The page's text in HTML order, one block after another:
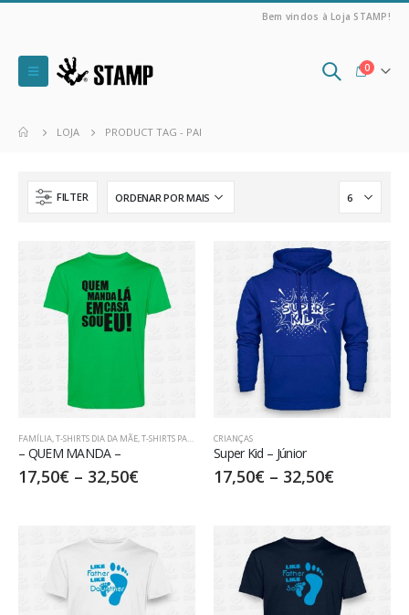
Bem vindos à Loja STAMP!
0
LOJA PRODUCT TAG - PAI
FILTER
FAMÍLIA,T-SHIRTS DIA DA MÃE,T-SHIRTS PARA PAIS
– QUEM MANDA –
17,50€ – 32,50€
CRIANÇAS
Super Kid – Júnior
17,50€ – 32,50€